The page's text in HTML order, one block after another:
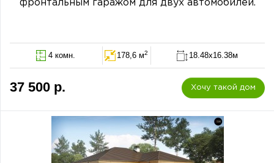
фронтальным гаражом для двух автомобилей.
4 комн. 178,6 м2 18.48x16.38м
37 500 р. Хочу такой дом